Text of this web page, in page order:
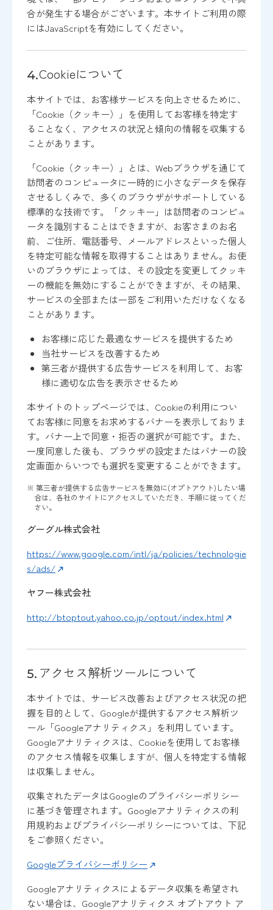
合が発生する場合がございます。本サイトご利用の際
にはJavaScriptを有効にしてください。
Cookieについて
本サイトでは、お客様サービスを向上させるために、
「Cookie（クッキー）」を使用してお客様を特定す
ることなく、アクセスの状況と傾向の情報を収集する
ことがあります。
「Cookie（クッキー）」とは、Webブラウザを通じて
訪問者のコンピュータに一時的に小さなデータを保存
させるしくみで、多くのブラウザがサポートしている
標準的な技術です。「クッキー」は訪問者のコンピュ
ータを識別することはできますが、お客さまのお名
前、ご住所、電話番号、メールアドレスといった個人
を特定可能な情報を取得することはありません。お使
いのブラウザによっては、その設定を変更してクッキ
ーの機能を無効にすることができますが、その結果、
サービスの全部または一部をご利用いただけなくなる
ことがあります。
お客様に応じた最適なサービスを提供するため
当社サービスを改善するため
第三者が提供する広告サービスを利用して、お客
様に適切な広告を表示させるため
本サイトのトップページでは、Cookieの利用につい
てお客様に同意をお求めするバナーを表示しておりま
す。バナー上で同意・拒否の選択が可能です。また、
一度同意した後も、ブラウザの設定またはバナーの設
定画面からいつでも選択を変更することができます。
※ 第三者が提供する広告サービスを無効に(オプトアウト)したい場
合は、各社のサイトにアクセスしていただき、手順に従ってくだ
さい。
グーグル株式会社
https://www.google.com/intl/ja/policies/technologie
s/ads/
ヤフー株式会社
http://btoptout.yahoo.co.jp/optout/index.html
アクセス解析ツールについて
本サイトでは、サービス改善およびアクセス状況の把
握を目的として、Googleが提供するアクセス解析ツ
ール「Googleアナリティクス」を利用しています。
Googleアナリティクスは、Cookieを使用してお客様
のアクセス情報を収集しますが、個人を特定する情報
は収集しません。
収集されたデータはGoogleのプライバシーポリシー
に基づき管理されます。Googleアナリティクスの利
用規約およびプライバシーポリシーについては、下記
をご参照ください。
Googleプライバシーポリシー
Googleアナリティクスによるデータ収集を希望され
ない場合は、Googleアナリティクス オプトアウト ア